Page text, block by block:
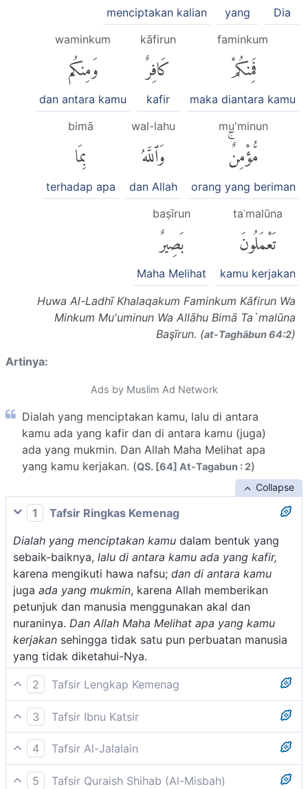
Dia
yang
menciptakan kalian
faminkum
فَمِنكُمْ
maka diantara kamu
kāfirun
كَافِرٌ
kafir
waminkum
وَمِنكُم
dan antara kamu
mu'minun
مُّؤْمِنٌۚ
orang yang beriman
wal-lahu
وَٱللَّهُ
dan Allah
bimā
بِمَا
terhadap apa
taʿmalūna
تَعْمَلُونَ
kamu kerjakan
baṣīrun
بَصِيرٌ
Maha Melihat
Huwa Al-Ladhī Khalaqakum Faminkum Kāfirun Wa
Minkum Mu'uminun Wa Allāhu Bimā Ta`malūna
Başīrun. (at-Taghābun 64:2)
Artinya:
Ads by Muslim Ad Network
Dialah yang menciptakan kamu, lalu di antara
kamu ada yang kafir dan di antara kamu (juga)
ada yang mukmin. Dan Allah Maha Melihat apa
yang kamu kerjakan. (QS. [64] At-Tagabun : 2)
Collapse
1
Tafsir Ringkas Kemenag
Dialah yang menciptakan kamu dalam bentuk yang
sebaik-baiknya, lalu di antara kamu ada yang kafir,
karena mengikuti hawa nafsu; dan di antara kamu
juga ada yang mukmin, karena Allah memberikan
petunjuk dan manusia menggunakan akal dan
nuraninya. Dan Allah Maha Melihat apa yang kamu
kerjakan sehingga tidak satu pun perbuatan manusia
yang tidak diketahui-Nya.
2
Tafsir Lengkap Kemenag
Ayat ini menerangkan bahwa Allahlah yang
menciptakan semua yang ada menurut kehendak-
Nya. Allah berfirman:
Allah pencipta segala sesuatu dan Dia Maha
3
Tafsir Ibnu Katsir
Firman Allah Swt.:
Dialah yang menciptakan kamu, maka di antara kamu
4
Tafsir Al-Jalalain
(Dialah Yang menciptakan kalian maka di antara
5 Tafsir Quraish Shihab (Al-Misbah)